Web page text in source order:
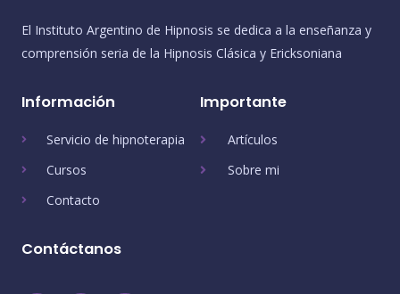
El Instituto Argentino de Hipnosis se dedica a la enseñanza y
comprensión seria de la Hipnosis Clásica y Ericksoniana
Información
Servicio de hipnoterapia
Cursos
Contacto
Importante
Artículos
Sobre mi
Contáctanos